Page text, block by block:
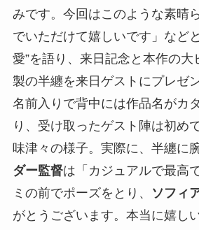
みです。今回はこのような素晴
でいただけて嬉しいです」など
愛”を語り、来日記念と本作の大
製の半纏を来日ゲストにプレゼ
名前入りで背中には作品名がカ
り、受け取ったゲスト陣は初め
味津々の様子。実際に、半纏に
ダー監督は「カジュアルで最高
ミの前でポーズをとり、
ソフィ
がとうございます。本当に嬉し